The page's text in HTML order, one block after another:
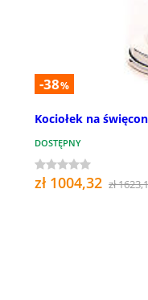
-38%
Kociołek na
DOSTĘPNY
zł 1004,32 zł